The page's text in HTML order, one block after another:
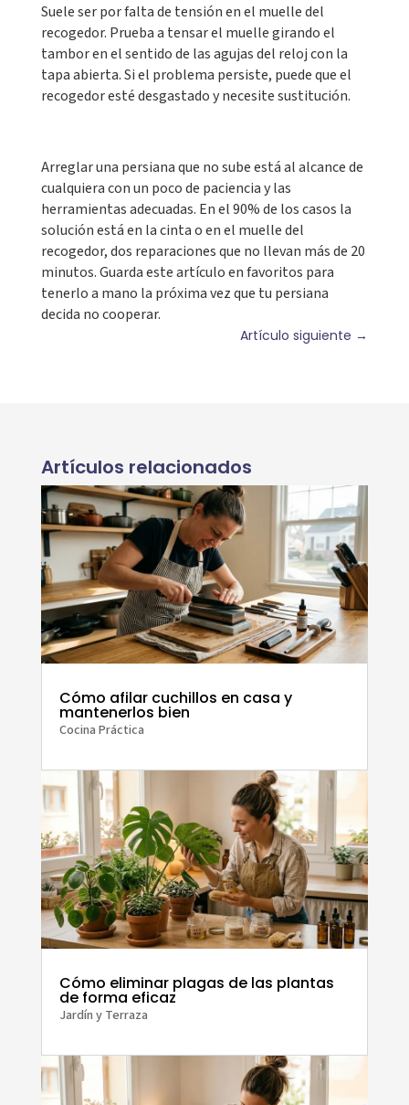
Suele ser por falta de tensión en el muelle del
recogedor. Prueba a tensar el muelle girando el
tambor en el sentido de las agujas del reloj con la
tapa abierta. Si el problema persiste, puede que el
recogedor esté desgastado y necesite sustitución.
Arreglar una persiana que no sube está al alcance de
cualquiera con un poco de paciencia y las
herramientas adecuadas. En el 90% de los casos la
solución está en la cinta o en el muelle del
recogedor, dos reparaciones que no llevan más de 20
minutos. Guarda este artículo en favoritos para
tenerlo a mano la próxima vez que tu persiana
decida no cooperar.
Artículo siguiente →
Artículos relacionados
Cómo afilar cuchillos en casa y
mantenerlos bien
Cocina Práctica
Cómo eliminar plagas de las plantas
de forma eficaz
Jardín y Terraza